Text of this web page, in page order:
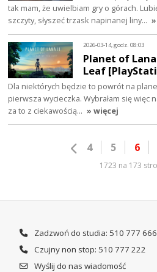
tak mam, że uwielbiam gry o górach.
szczyty, słyszeć trzask napinanej liny…
2026-03-14, godz. 08:03
Planet of
Leaf
Dla niektórych będzie to powrót na
pierwsza wycieczka. Wybrałam się więc
za to z ciekawością… » więcej
4 5 6
1723 na 173
Zadzwoń do studia: 510 777 666
Czujny non stop: 510 777 222
Wyślij do nas wiadomość